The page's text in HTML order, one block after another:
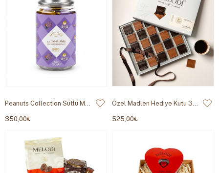
Peanuts Collection Sütlü Madlen Mor 100g
350,00₺
Özel Madlen Hediye Kutu 300g
525,00₺